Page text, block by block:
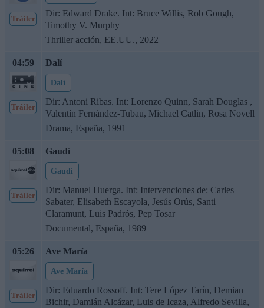
Tráiler
Dir: Edward Drake. Int: Bruce Willis, Rob Gough,
Timothy V. Murphy
Thriller acción, EE.UU., 2022
04:59
Tráiler
Dalí
Dalí
Dir: Antoni Ribas. Int: Lorenzo Quinn, Sarah Douglas ,
Valentín Fernández-Tubau, Michael Catlin, Rosa Novell
Drama, España, 1991
05:08
Tráiler
Gaudí
Gaudí
Dir: Manuel Huerga. Int: Intervenciones de: Carles
Sabater, Elisabeth Escayola, Jesús Orús, Santi
Claramunt, Luis Padrós, Pep Tosar
Documental, España, 1989
05:26
Tráiler
Ave María
Ave María
Dir: Eduardo Rossoff. Int: Tere López Tarín, Demian
Bichir, Damián Alcázar, Luis de Icaza, Alfredo Sevilla,